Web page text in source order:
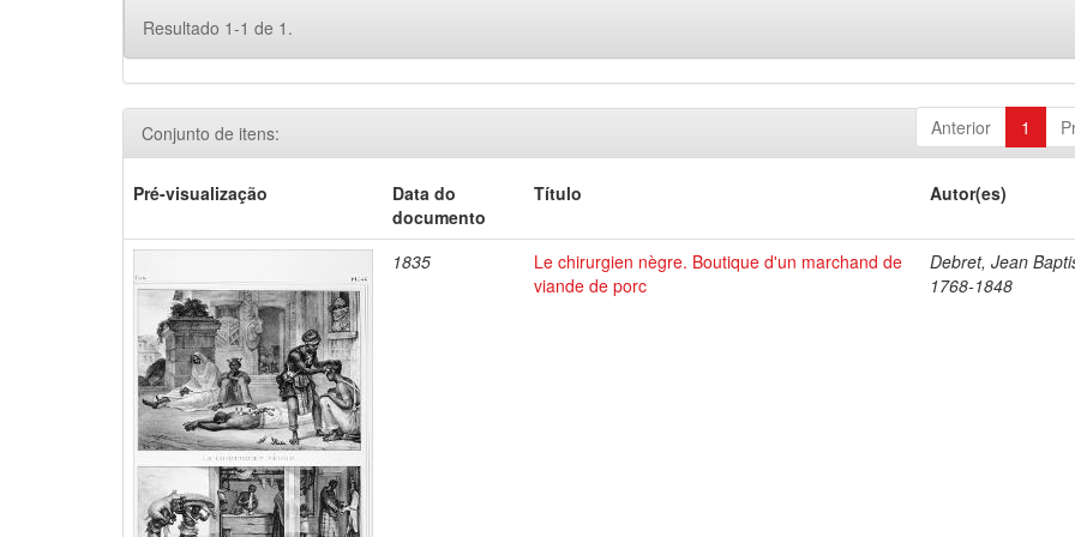
Resultado 1-1 de 1.
Anterior 1
Conjunto de itens:
Pré-visualização
Data do
documento
Título Autor(es)
1835
Le chirurgien nègre. Boutique d'un marchand de
viande de porc
Debret, Jean
1768-1848